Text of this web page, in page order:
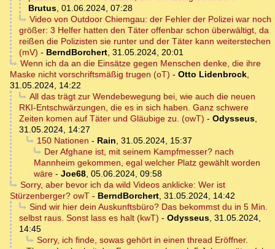
Brutus, 01.06.2024, 07:28
Video von Outdoor Chiemgau: der Fehler der Polizei war noch
größer: 3 Helfer hatten den Täter offenbar schon überwältigt, da
reißen die Polizisten sie runter und der Täter kann weiterstechen
(mV) - BerndBorchert, 31.05.2024, 20:01
Wenn ich da an die Einsätze gegen Menschen denke, die ihre
Maske nicht vorschriftsmäßig trugen (oT) - Otto Lidenbrock,
31.05.2024, 14:22
All das trägt zur Wendebewegung bei, wie auch die neuen
RKI-Entschwärzungen, die es in sich haben. Ganz schwere
Zeiten komen auf Täter und Gläubige zu. (owT) - Odysseus,
31.05.2024, 14:27
150 Nationen - Rain, 31.05.2024, 15:37
Der Afghane ist, mit seinem Kampfmesser? nach
Mannheim gekommen, egal welcher Platz gewählt worden
wäre - Joe68, 05.06.2024, 09:58
Sorry, aber bevor ich da wild Videos anklicke: Wer ist
Stürzenberger? owT - BerndBorchert, 31.05.2024, 14:42
Sind wir hier dein Auskunftsbüro? Das bekommst du in 5 Min.
selbst raus. Sonst lass es halt (kwT) - Odysseus, 31.05.2024,
14:45
Sorry, ich finde, sowas gehört in einen thread Eröffner.